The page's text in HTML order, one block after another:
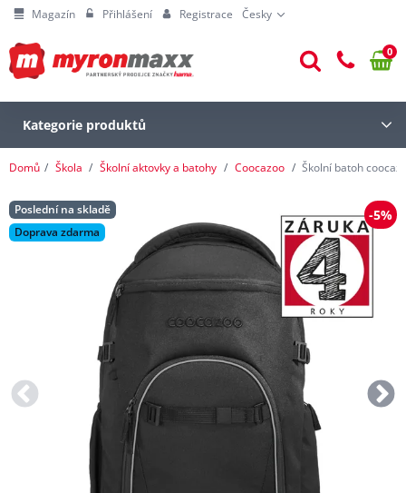
Magazín Přihlášení Registrace Česky
0
Kategorie produktů
Domů Škola Školní aktovky a batohy Coocazoo Školní batoh
Poslední na skladě
Doprava zdarma
-5%